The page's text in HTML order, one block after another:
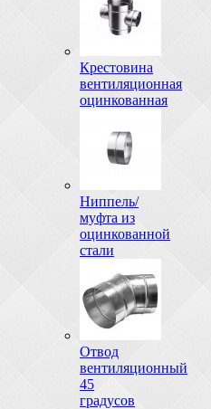
Крестовина
вентиляционная
оцинкованная
Ниппель/
муфта из
оцинкованной
стали
Отвод
вентиляционный
45
градусов